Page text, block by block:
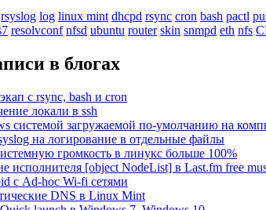
rsyslog log linux mint dhcpd rsync cron bash pactl
resolvconf nfsd ubuntu router skin snmpd eth nfs
в блогах
с rsync, bash и cron
локали в ssh
системой загружаемой по-умолчанию на
на логирование в отдельные файлы
громкость в линукс больше 100%
исполнителя [object NodeList] в Last.fm free
с Ad-hoc Wi-fi сетями
DNS в Linux Mint